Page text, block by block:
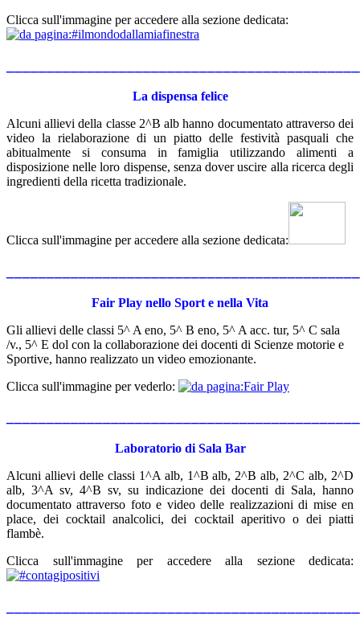
Clicca sull'immagine per accedere alla sezione dedicata:
La dispensa felice
Alcuni allievi della classe 2^B alb hanno documentato attraverso dei
video la rielaborazione di un piatto delle festività pasquali che
abitualmente si consuma in famiglia utilizzando alimenti a
disposizione nelle loro dispense, senza dover uscire alla ricerca degli
ingredienti della ricetta tradizionale.
Clicca sull'immagine per accedere alla sezione dedicata:
Fair Play nello Sport e nella Vita
Gli allievi delle classi 5^ A eno, 5^ B eno, 5^ A acc. tur, 5^ C sala
/v., 5^ E dol con la collaborazione dei docenti di Scienze motorie e
Sportive, hanno realizzato un video emozionante.
Clicca sull'immagine per vederlo:
Laboratorio di Sala Bar
Alcuni allievi delle classi 1^A alb, 1^B alb, 2^B alb, 2^C alb, 2^D
alb, 3^A sv, 4^B sv, su indicazione dei docenti di Sala, hanno
documentato attraverso foto e video delle realizzazioni di mise en
place, dei cocktail analcolici, dei cocktail aperitivo o dei piatti
flambè.
Clicca sull'immagine per accedere alla sezione dedicata: